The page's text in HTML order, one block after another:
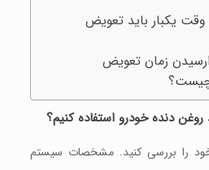
یکبار باید تعویض
زمان تعویض
چیست؟
روغن دنده خودرو استفاده کنيم؟
را بررسی کنید. مشخصات سیستم